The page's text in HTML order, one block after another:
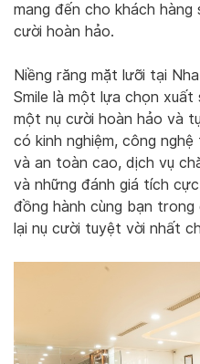
mang đến cho khách
cười hoàn hảo.
Niềng răng mặt lưỡi tại
Smile là một lựa chọn
một nụ cười hoàn hảo và
có kinh nghiệm, công
và an toàn cao, dịch vụ
và những đánh giá tích
đồng hành cùng bạn trong
lại nụ cười tuyệt vời nhất